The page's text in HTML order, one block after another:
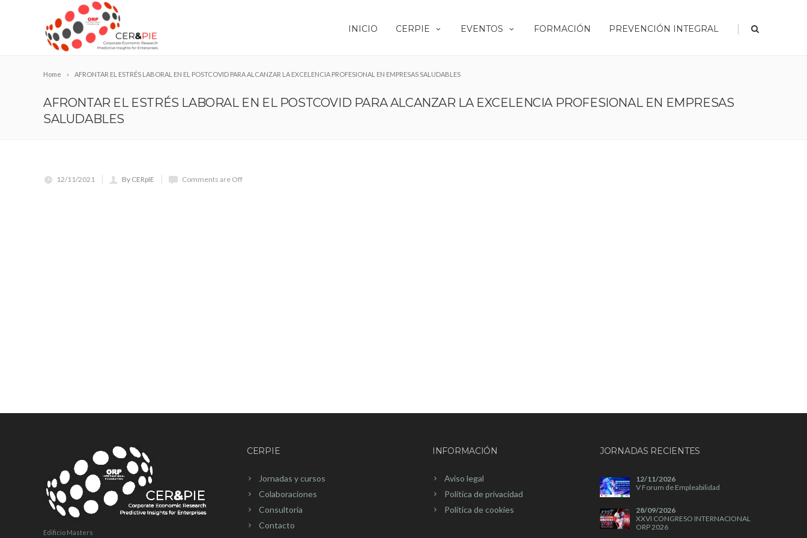
INICIO CERPIE EVENTOS FORMACIÓN PREVENCIÓN INTEGRAL |
Home AFRONTAR EL ESTRÉS LABORAL EN EL POSTCOVID PARA ALCANZAR LA EXCELENCIA PROFESIONAL EN EMPRESAS SALUDABLES
AFRONTAR EL ESTRÉS LABORAL EN EL POSTCOVID PARA ALCANZAR LA EXCELENCIA PROFESIONAL EN EMPRESAS
SALUDABLES
12/11/2021 By CERpIE Comments are Off
Edificio Masters
CERPIE
Jornadas y cursos
Colaboraciones
Consultoría
Contacto
INFORMACIÓN
Aviso legal
Política de privacidad
Política de cookies
JORNADAS RECIENTES
12/11/2026
V Forum de Empleabilidad
28/09/2026
XXVI CONGRESO INTERNACIONAL
ORP 2026